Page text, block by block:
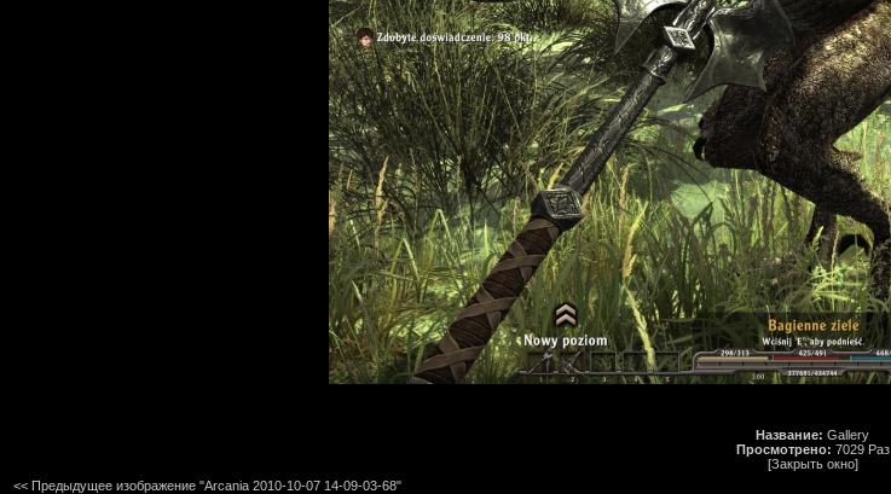
Название: Gallery
Просмотрено: 7029 Раз
[Закрыть окно]
<< Предыдущее изображение "Arcania 2010-10-07 14-09-03-68"